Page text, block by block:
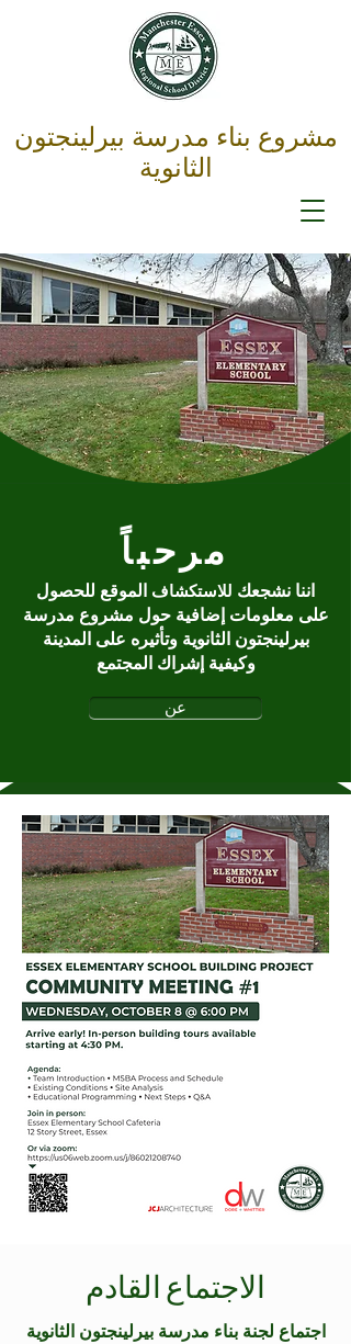
مشروع بناء مدرسة بيرلينجتون
الثانوية
مرحباً
اننا نشجعك للاستكشاف الموقع للحصول
على معلومات إضافية حول مشروع مدرسة
بيرلينجتون الثانوية وتأثيره على المدينة
وكيفية إشراك المجتمع
عن
الاجتماع القادم
اجتماع لجنة بناء مدرسة بيرلينجتون الثانوية